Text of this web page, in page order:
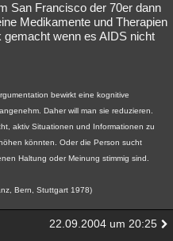
San Francisco der 70er dann
Medikamente und Therapien
wenn es AIDS nicht
bewirkt eine kognitive
Daher will man sie reduzieren.
aktiv Situationen und Informationen zu
könnten. Oder die Person sucht
Haltung oder Meinung stimmig sind.
Bern, Stuttgart 1978)
22.09.2004 um 20:25